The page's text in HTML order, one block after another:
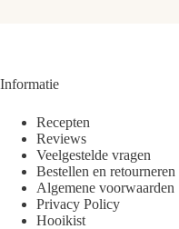
Informatie
Recepten
Reviews
Veelgestelde vragen
Bestellen en retourneren
Algemene voorwaarden
Privacy Policy
Hooikist